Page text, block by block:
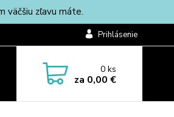
väčšiu zľavu máte.
Prihlásenie
0ks
za 0,00 €